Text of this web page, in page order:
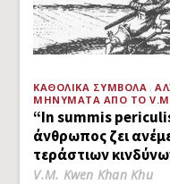
ΚΑΘΟΛΙΚΆ ΣΎΜΒΟΛΑ
ΜΗΝΎΜΑΤΑ ΑΠΌ ΤΟ V.M.
“In summis
άνθρωπος ζει
τεράστιων
V.M. Kwen Khan Khu